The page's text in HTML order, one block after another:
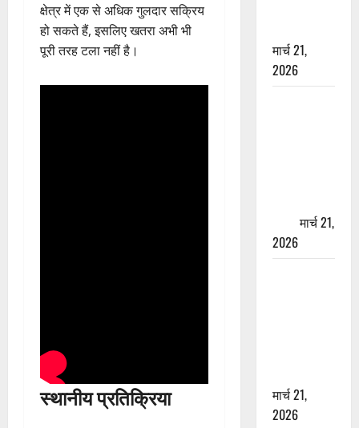
क्षेत्र में एक से अधिक गुलदार सक्रिय
हो सकते हैं, इसलिए खतरा अभी भी
पूरी तरह टला नहीं है।
स्थानीय प्रतिक्रिया
मार्च 21,
2026
मार्च 21,
2026
मार्च 21,
2026